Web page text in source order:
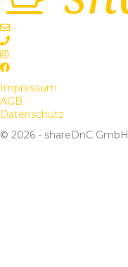
Impressum
AGB
Datenschutz
© 2026 - shareDnC GmbH